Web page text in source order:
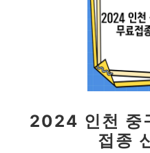
2024 인천 중
접종